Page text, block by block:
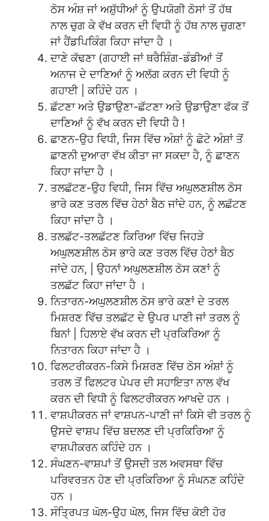
ਠੋਸ ਅੰਸ਼ ਜਾਂ ਅਸ਼ੁੱਧੀਆਂ ਨੂੰ ਉਪਯੋਗੀ ਠੋਸਾਂ ਤੋਂ ਹੱਥ
ਨਾਲ ਚੁਗ ਕੇ ਵੱਖ ਕਰਨ ਦੀ ਵਿਧੀ ਨੂੰ ਹੱਥ ਨਾਲ ਚੁਗਣਾ
ਜਾਂ ਹੈਂਡਪਿਕਿੰਗ ਕਿਹਾ ਜਾਂਦਾ ਹੈ ।
ਦਾਣੇ ਕੱਢਣਾ (ਗਹਾਈ ਜਾਂ ਥਰੈਸ਼ਿੰਗ-ਡੰਡੀਆਂ ਤੋਂ
ਅਨਾਜ ਦੇ ਦਾਣਿਆਂ ਨੂੰ ਅਲੱਗ ਕਰਨ ਦੀ ਵਿਧੀ ਨੂੰ
ਗਹਾਈ | ਕਹਿੰਦੇ ਹਨ ।
ਛੱਟਣਾ ਅਤੇ ਉਡਾਉਣਾ-ਛੱਟਣਾ ਅਤੇ ਉਡਾਉਣਾ ਫੱਕ ਤੋਂ
ਦਾਣਿਆਂ ਨੂੰ ਵੱਖ ਕਰਨ ਦੀ ਵਿਧੀ ਹੈ !
ਛਾਣਨ-ਉਹ ਵਿਧੀ, ਜਿਸ ਵਿੱਚ ਅੰਸ਼ਾਂ ਨੂੰ ਛੋਟੇ ਅੰਸ਼ਾਂ ਤੋਂ
ਛਾਣਨੀ ਦੁਆਰਾ ਵੱਖ ਕੀਤਾ ਜਾ ਸਕਦਾ ਹੈ, ਨੂੰ ਛਾਣਨ
ਕਿਹਾ ਜਾਂਦਾ ਹੈ ।
ਤਲਛੱਟਣ-ਉਹ ਵਿਧੀ, ਜਿਸ ਵਿੱਚ ਅਘੁਲਣਸ਼ੀਲ ਠੋਸ
ਭਾਰੇ ਕਣ ਤਰਲ ਵਿੱਚ ਹੇਠਾਂ ਬੈਠ ਜਾਂਦੇ ਹਨ, ਨੂੰ ਲਛੱਟਣ
ਕਿਹਾ ਜਾਂਦਾ ਹੈ ।
ਤਲਛੱਟ-ਤਲਛੱਟਣ ਕਿਰਿਆ ਵਿੱਚ ਜਿਹੜੇ
ਅਘੁਲਣਸ਼ੀਲ ਠੋਸ ਭਾਰੇ ਕਣ ਤਰਲ ਵਿੱਚ ਹੇਠਾਂ ਬੈਠ
ਜਾਂਦੇ ਹਨ, | ਉਹਨਾਂ ਅਘੁਲਣਸ਼ੀਲ ਠੋਸ ਕਣਾਂ ਨੂੰ
ਤਲਛੱਟ ਕਿਹਾ ਜਾਂਦਾ ਹੈ ।
ਨਿਤਾਰਨ-ਅਘੁਲਣਸ਼ੀਲ ਠੋਸ ਭਾਰੇ ਕਣਾਂ ਦੇ ਤਰਲ
ਮਿਸ਼ਰਣ ਵਿੱਚ ਤਲਛੱਟ ਦੇ ਉਪਰ ਪਾਣੀ ਜਾਂ ਤਰਲ ਨੂੰ
ਬਿਨਾਂ | ਹਿਲਾਏ ਵੱਖ ਕਰਨ ਦੀ ਪ੍ਰਕਿਰਿਆ ਨੂੰ
ਨਿਤਾਰਨ ਕਿਹਾ ਜਾਂਦਾ ਹੈ ।
ਫਿਲਟਰੀਕਰਨ-ਕਿਸੇ ਮਿਸ਼ਰਣ ਵਿੱਚ ਠੋਸ ਅੰਸ਼ਾਂ ਨੂੰ
ਤਰਲ ਤੋਂ ਫਿਲਟਰ ਪੇਪਰ ਦੀ ਸਹਾਇਤਾ ਨਾਲ ਵੱਖ
ਕਰਨ ਦੀ ਵਿਧੀ ਨੂੰ ਫਿਲਟਰੀਕਰਨ ਆਖਦੇ ਹਨ ।
ਵਾਸ਼ਪੀਕਰਨ ਜਾਂ ਵਾਸ਼ਪਨ-ਪਾਣੀ ਜਾਂ ਕਿਸੇ ਵੀ ਤਰਲ ਨੂੰ
ਉਸਦੇ ਵਾਸ਼ਪ ਵਿੱਚ ਬਦਲਣ ਦੀ ਪ੍ਰਕਿਰਿਆ ਨੂੰ
ਵਾਸ਼ਪੀਕਰਨ ਕਹਿੰਦੇ ਹਨ ।
ਸੰਘਣਨ-ਵਾਸ਼ਪਾਂ ਤੋਂ ਉਸਦੀ ਤਲ ਅਵਸਥਾ ਵਿੱਚ
ਪਰਿਵਰਤਨ ਹੋਣ ਦੀ ਪ੍ਰਕਿਰਿਆ ਨੂੰ ਸੰਘਨਣ ਕਹਿੰਦੇ
ਹਨ ।
ਸੰਤ੍ਰਿਪਤ ਘੋਲ-ਉਹ ਘੋਲ, ਜਿਸ ਵਿੱਚ ਕੋਈ ਹੋਰ